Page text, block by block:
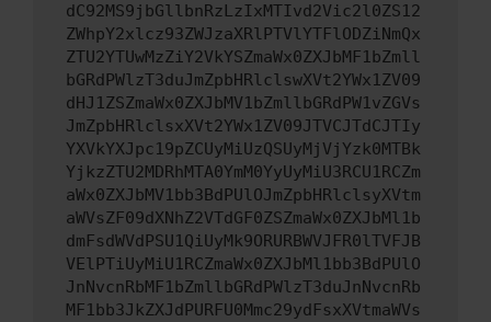
dC92MS9jbGllbnRzLzIxMTIvd2Vic2l0ZS12
ZWhpY2xlcz93ZWJzaXRlPTVlYTFlODZiNmQx
ZTU2YTUwMzZiY2VkYSZmaWx0ZXJbMF1bZmll
bGRdPWlzT3duJmZpbHRlclswXVt2YWx1ZV09
dHJ1ZSZmaWx0ZXJbMV1bZmllbGRdPW1vZGVs
JmZpbHRlclsxXVt2YWx1ZV09JTVCJTdCJTIy
YXVkYXJpc19pZCUyMiUzQSUyMjVjYzk0MTBk
YjkzZTU2MDRhMTA0YmM0YyUyMiU3RCU1RCZm
aWx0ZXJbMV1bb3BdPUlOJmZpbHRlclsyXVtm
aWVsZF09dXNhZ2VTdGF0ZSZmaWx0ZXJbMl1b
dmFsdWVdPSU1QiUyMk9ORURBWVJFR0lTVFJB
VElPTiUyMiU1RCZmaWx0ZXJbMl1bb3BdPUlO
JnNvcnRbMF1bZmllbGRdPWlzT3duJnNvcnRb
MF1bb3JkZXJdPURFU0Mmc29ydFsxXVtmaWVs